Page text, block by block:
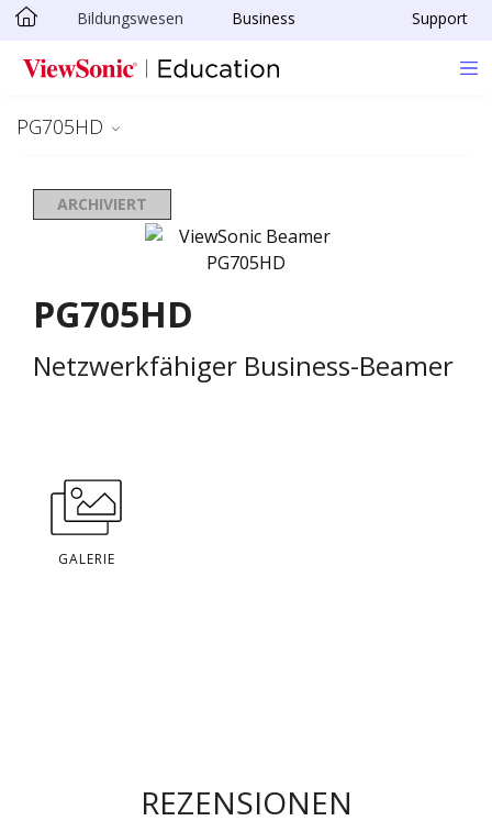
Skip to main content
Bildungswesen Business Support
PG705HD
ARCHIVIERT
PG705HD
Netzwerkfähiger Business-Beamer
GALERIE
REZENSIONEN